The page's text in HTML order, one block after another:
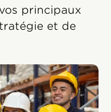
principaux
et de